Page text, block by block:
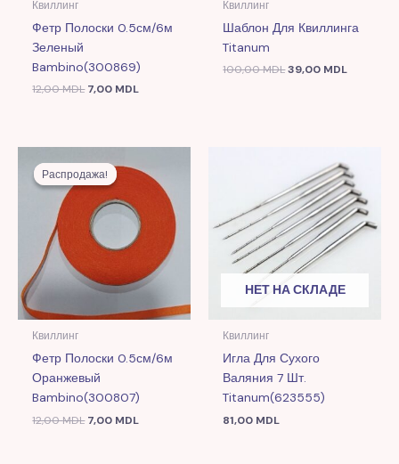
Квиллинг
Фетр Полоски 0.5см/6м
Зеленый
Bambino(300869)
12,00MDL 7,00 MDL
Квиллинг
Шаблон Для Квиллинга
Titanum
100,00MDL39,00 MDL
Распродажа!
Распродажа!
Квиллинг
Фетр Полоски 0.5см/6м
Оранжевый
Bambino(300807)
12,00MDL
цена
составляла
12,00 MDL.
7,00 MDL
цена:
7,00 MDL.
НЕТ НА СКЛАДЕ
Квиллинг
Игла Для Сухого
Валяния 7 Шт.
Titanum(623555)
81,00 MDL